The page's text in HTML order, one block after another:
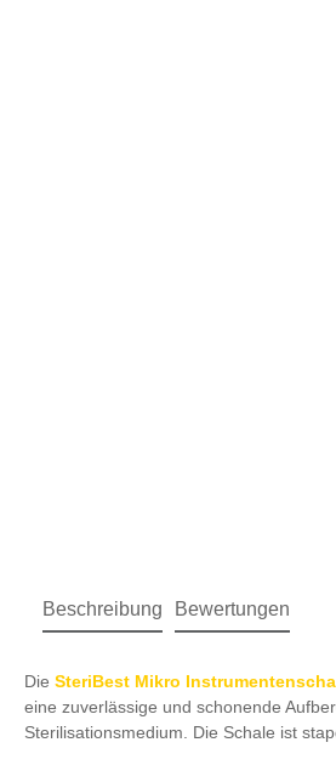
Beschreibung Bewertungen
Die SteriBest Mikro
eine zuverlässige und schonende
Sterilisationsmedium. Die Schale ist